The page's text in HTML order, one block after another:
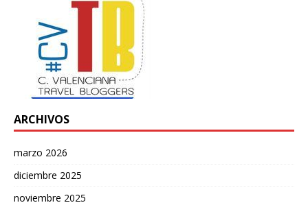
ARCHIVOS
marzo 2026
diciembre 2025
noviembre 2025